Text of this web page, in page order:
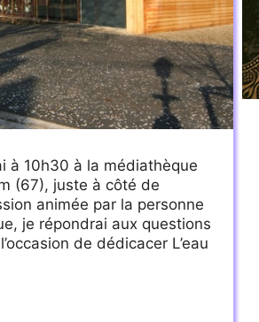
à 10h30 à la médiathèque
(67), juste à côté de
animée par la personne
je répondrai aux questions
de dédicacer L’eau